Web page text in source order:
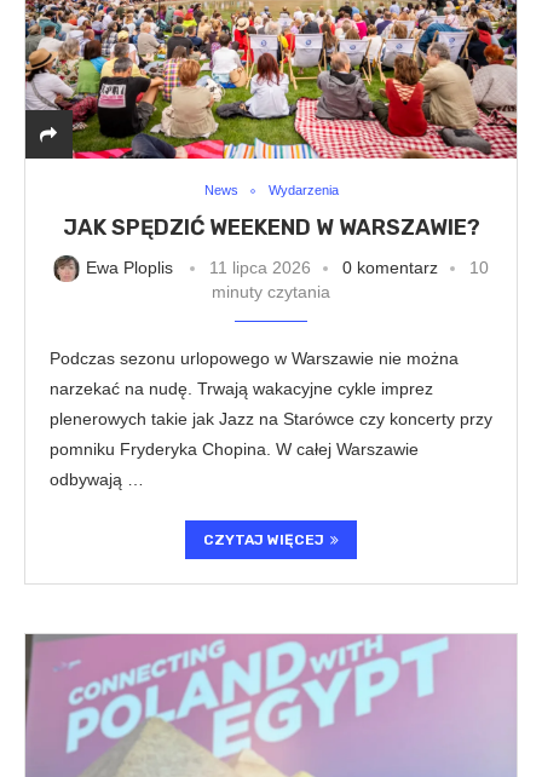
News Wydarzenia
JAK SPĘDZIĆ WEEKEND W WARSZAWIE?
Ewa Ploplis 11 lipca 2026 0 komentarz
10
minuty czytania
Podczas sezonu urlopowego w Warszawie nie można
narzekać na nudę. Trwają wakacyjne cykle imprez
plenerowych takie jak Jazz na Starówce czy koncerty przy
pomniku Fryderyka Chopina. W całej Warszawie
odbywają …
CZYTAJ WIĘCEJ